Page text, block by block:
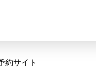
約サイト